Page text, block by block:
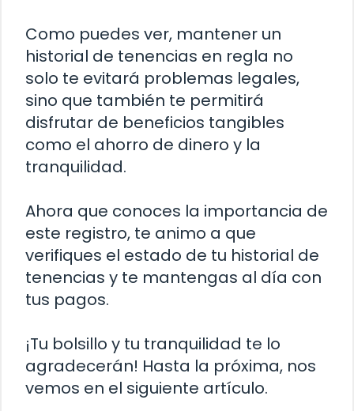
Como puedes ver, mantener un
historial de tenencias en regla no
solo te evitará problemas legales,
sino que también te permitirá
disfrutar de beneficios tangibles
como el ahorro de dinero y la
tranquilidad.
Ahora que conoces la importancia de
este registro, te animo a que
verifiques el estado de tu historial de
tenencias y te mantengas al día con
tus pagos.
¡Tu bolsillo y tu tranquilidad te lo
agradecerán! Hasta la próxima, nos
vemos en el siguiente artículo.